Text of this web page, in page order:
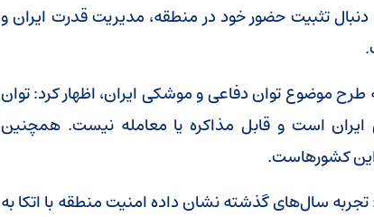
تثبیت حضور خود در منطقه، مدیریت قدرت ایران و
طرح موضوع توان دفاعی و موشکی ایران، اظهار کرد: توان
است و قابل مذاکره یا معامله نیست. همچنین
این کشورهاست.
تجربه سال‌های گذشته نشان داده امنیت منطقه با اتکا به